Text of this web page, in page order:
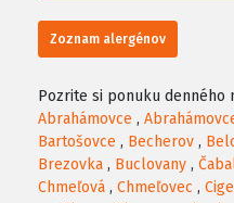
Zoznam alergénov
Pozrite si ponuku denného
Abrahámovce ,
Bartošovce , Becherov ,
Brezovka , Buclovany ,
Chmeľová , Chmeľovec ,